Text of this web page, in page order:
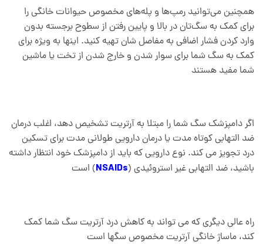
همچنین می‌توانید رمپ‌ها و پله‌های مخصوص حیوانات خانگی را
برای کمک به سگ‌تان در بالا و پایین رفتن از سطوح برجسته بدون
وارد کردن فشار اضافی به مفاصل شان تهیه کنید. اینها به ویژه برای
کمک به سگ شما برای سوار شدن و خارج شدن از تخت یا ماشین
شما مفید هستند
اگر دامپزشک سگ شما را مبتلا به آرتریت تشخیص دهد، اغلب درمان
ضد التهابی کوتاه مدت یا درمان دارویی طولانی مدت برای تسکین
درد تجویز می کند. نوع دارویی که باید از دامپزشک خود انتظار داشته
باشید، ضد التهابی غیر استروئیدی (NSAIDs) است
راه عالی دیگری که می تواند به کاهش درد آرتریت سگ شما کمک
کند، ماساژ خانگی آرتریت مخصوص سگها است